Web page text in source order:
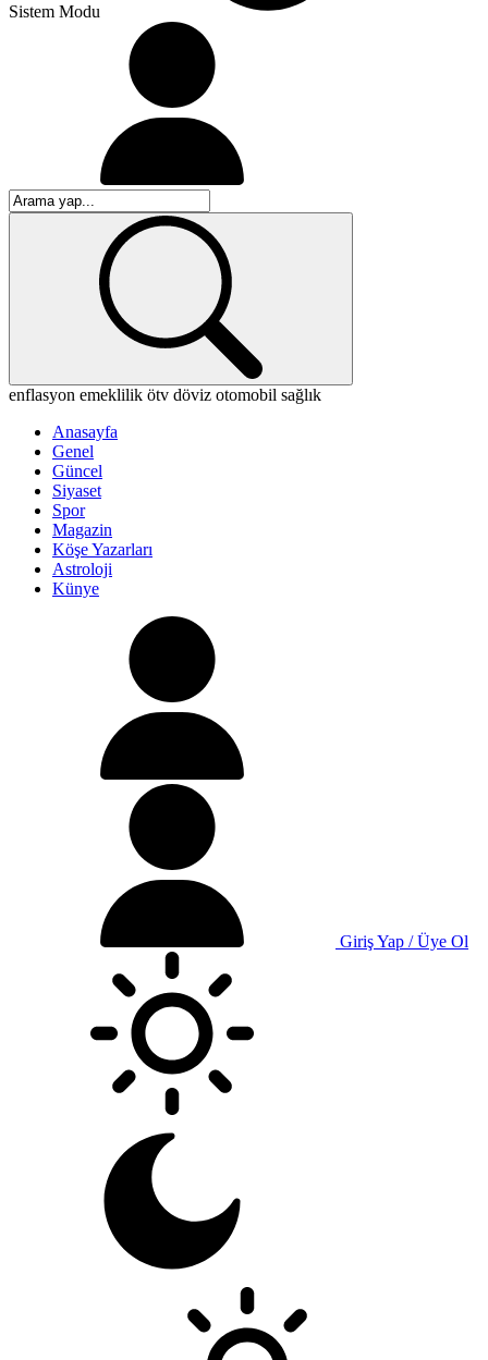
Sistem Modu
enflasyon emeklilik ötv döviz otomobil sağlık
Anasayfa
Genel
Güncel
Siyaset
Spor
Magazin
Köşe Yazarları
Astroloji
Künye
Giriş Yap / Üye Ol